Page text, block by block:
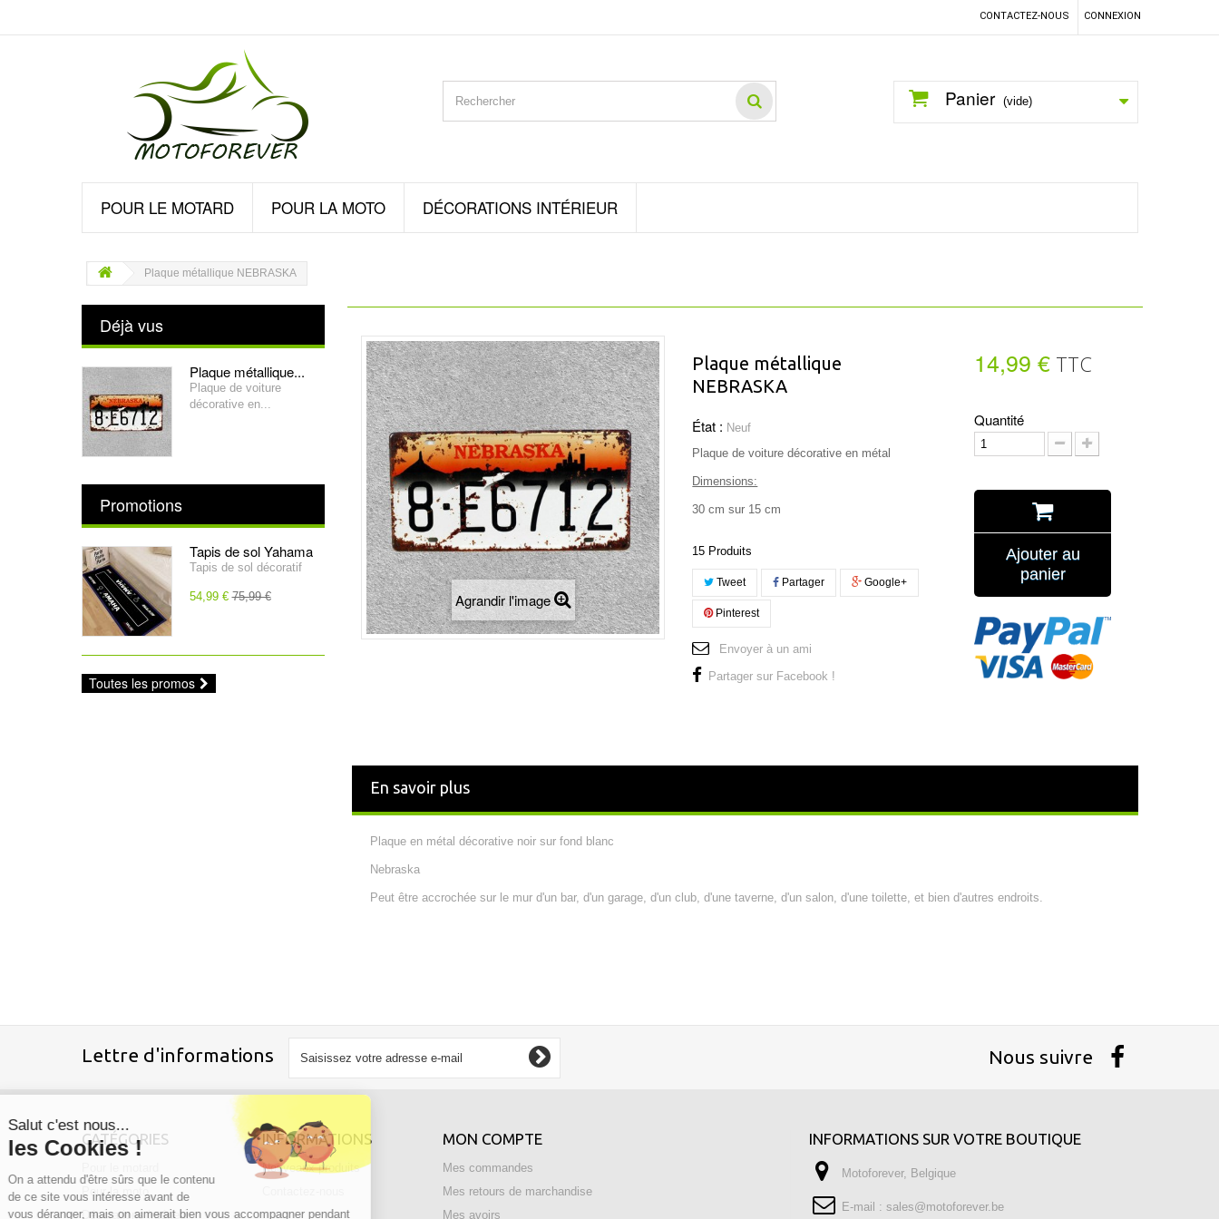
CONNEXION
CONTACTEZ-NOUS
Panier (vide)
POUR LE MOTARD POUR LA MOTO DÉCORATIONS INTÉRIEUR
Plaque métallique NEBRASKA
Déjà vus
Plaque métallique...
Plaque de voiture
décorative en...
Promotions
Tapis de sol Yahama
Tapis de sol décoratif
54,99 €75,99 €
Toutes les promos
Agrandir l'image
Plaque métallique
NEBRASKA
État : Neuf
Plaque de voiture décorative en métal
Dimensions:
30 cm sur 15 cm
15 Produits
Tweet Partager Google+
Pinterest
Envoyer à un ami
Partager sur Facebook !
14,99 € TTC
Quantité
Ajouter au
panier
En savoir plus
Plaque en métal décorative noir sur fond blanc
Nebraska
Peut être accrochée sur le mur d'un bar, d'un garage, d'un club, d'une taverne, d'un salon, d'une toilette, et bien d'autres endroits.
Lettre d'informations Nous suivre
CATÉGORIES
Pour la moto
Décorations intérieur
INFORMATIONS
Nouveaux produits
MON COMPTE
Mes commandes
Mes retours de marchandise
Mes avoirs
INFORMATIONS SUR VOTRE BOUTIQUE
Motoforever, Belgique
E-mail :sales@motoforever.be
Salut c'est nous...
les Cookies !
On a attendu d'être sûrs que le contenu
de ce site vous intéresse avant de
vous déranger, mais on aimerait bien vous accompagner pendant